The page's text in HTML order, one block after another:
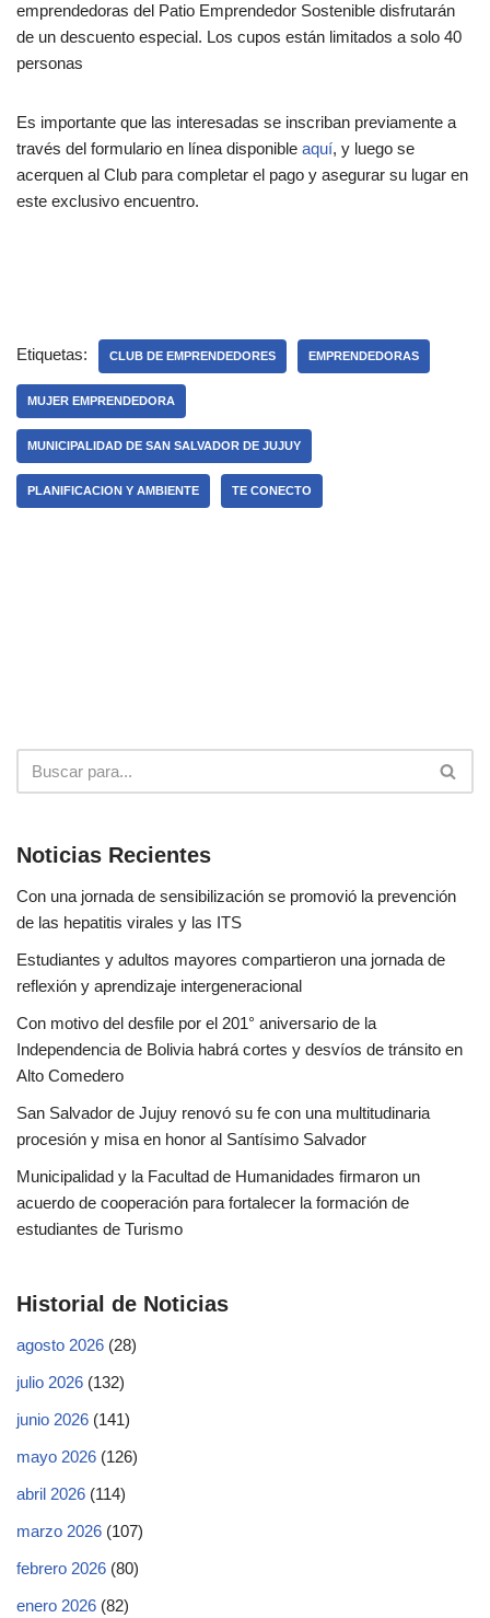
emprendedoras del Patio Emprendedor Sostenible disfrutarán
de un descuento especial. Los cupos están limitados a solo 40
personas
Es importante que las interesadas se inscriban previamente a
través del formulario en línea disponible aquí, y luego se
acerquen al Club para completar el pago y asegurar su lugar en
este exclusivo encuentro.
Etiquetas: CLUB DE EMPRENDEDORES EMPRENDEDORAS
MUJER EMPRENDEDORA
MUNICIPALIDAD DE SAN SALVADOR DE JUJUY
PLANIFICACION Y AMBIENTE TE CONECTO
Noticias Recientes
Con una jornada de sensibilización se promovió la prevención
de las hepatitis virales y las ITS
Estudiantes y adultos mayores compartieron una jornada de
reflexión y aprendizaje intergeneracional
Con motivo del desfile por el 201° aniversario de la
Independencia de Bolivia habrá cortes y desvíos de tránsito en
Alto Comedero
San Salvador de Jujuy renovó su fe con una multitudinaria
procesión y misa en honor al Santísimo Salvador
Municipalidad y la Facultad de Humanidades firmaron un
acuerdo de cooperación para fortalecer la formación de
estudiantes de Turismo
Historial de Noticias
agosto 2026 (28)
julio 2026 (132)
junio 2026 (141)
mayo 2026 (126)
abril 2026 (114)
marzo 2026 (107)
febrero 2026 (80)
enero 2026 (82)